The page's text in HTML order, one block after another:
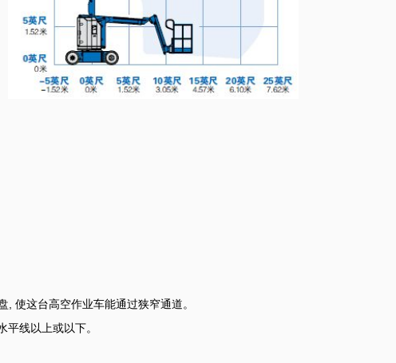
, 使这台高空作业车能通过狭窄通道。
平线以上或以下。